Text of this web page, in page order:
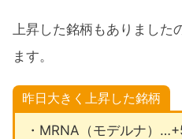
上昇した銘柄もありました
ます。
昨日大きく上昇した銘柄
・MRNA（モデルナ）